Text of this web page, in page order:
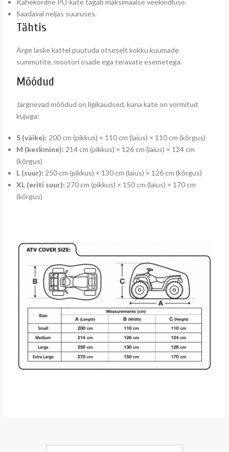
Saadaval neljas suuruses.
Tähtis
Ärge laske kattel puutuda otseselt kokku kuumade
summutite, mootori osade ega teravate esemetega.
Mõõdud
Järgnevad mõõdud on ligikaudsed, kuna kate on vormitud
kujuga:
S (väike): 200 cm (pikkus) × 110 cm (laius) × 110 cm (kõrgus)
M (keskmine): 214 cm (pikkus) × 126 cm (laius) × 124 cm
(kõrgus)
L (suur): 250 cm (pikkus) × 130 cm (laius) × 126 cm (kõrgus)
XL (eriti suur): 270 cm (pikkus) × 150 cm (laius) × 170 cm
(kõrgus)